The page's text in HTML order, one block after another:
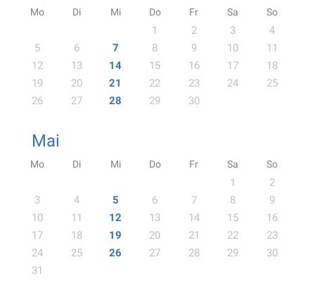
Mo Di Mi Do Fr Sa So
1 2 3
4
5
6 7 8 9 10
11
12
13 14 15 16 17
18
19
20 21 22 23 24
25
26
27 28 29 30
Mai
Mo Di Mi Do Fr Sa So
1
2
3
4 5 6 7 8
9
10
11 12 13 14 15
16
17
18 19 20 21 22
23
24
25 26 27 28 29
30
31